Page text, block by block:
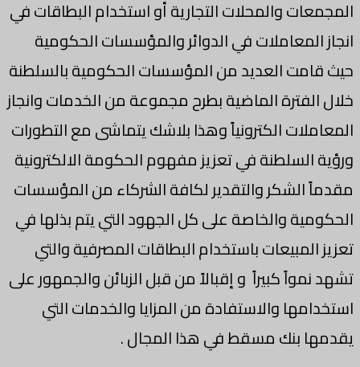
المجمعات والمحلات التجارية أو استخدام البطاقات في
انجاز المعاملات في الدوائر والمؤسسات الحكومية
حيث قامت العديد من المؤسسات الحكومية بالسلطنة
خلال الفترة الماضية بطرح مجموعة من الخدمات وانجاز
المعاملات الكترونياً وهذا بلاشك يتماشى مع التطورات
ورؤية السلطنة في تعزيز مفهوم الحكومة الالكترونية
مقدماً الشكر والتقدير لكافة الشركاء من المؤسسات
الحكومية والخاصة على كل الجهود التي يتم بذلها في
تعزيز المبيعات باستخدام البطاقات المصرفية والتي
تشهد نمواً كبيراً و إقبالاً من قبل الزبائن والجمهور على
استخدامها والاستفادة من المزايا والخدمات التي
يقدمها بنك مسقط في هذا المجال .